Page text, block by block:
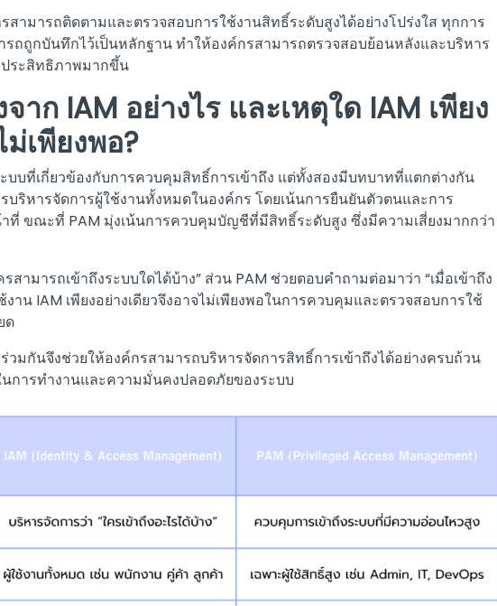
ามารถติดตามและตรวจสอบการใช้งานสิทธิ์ระดับสูงได้อย่างโปร่งใส ทุกการ
รถถูกบันทึกไว้เป็นหลักฐาน ทำให้องค์กรสามารถตรวจสอบย้อนหลังและบริหาร
ประสิทธิภาพมากขึ้น
าก IAM อย่างไร และเหตุใด IAM เพียง
ม่เพียงพอ?
ะบบที่เกี่ยวข้องกับการควบคุมสิทธิ์การเข้าถึง แต่ทั้งสองมีบทบาทที่แตกต่างกัน
บริหารจัดการผู้ใช้งานทั้งหมดในองค์กร โดยเน้นการยืนยันตัวตนและการ
ขณะที่ PAM มุ่งเน้นการควบคุมบัญชีที่มีสิทธิ์ระดับสูง ซึ่งมีความเสี่ยงมากกว่า
สามารถเข้าถึงระบบใดได้บ้าง” ส่วน PAM ช่วยตอบคำถามต่อมาว่า “เมื่อเข้าถึง
งาน IAM เพียงอย่างเดียวจึงอาจไม่เพียงพอในการควบคุมและตรวจสอบการใช้
ด
วมกันจึงช่วยให้องค์กรสามารถบริหารจัดการสิทธิ์การเข้าถึงได้อย่างครบถ้วน
การทำงานและความมั่นคงปลอดภัยของระบบ